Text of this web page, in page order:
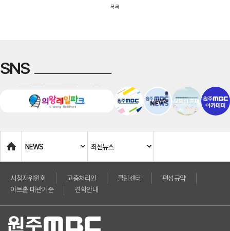
목록
SNS
Home
NEWS 최신뉴스
시청자위원회 고충처리인 클린센터
편성규약
아트홀 대관기준
견학안내